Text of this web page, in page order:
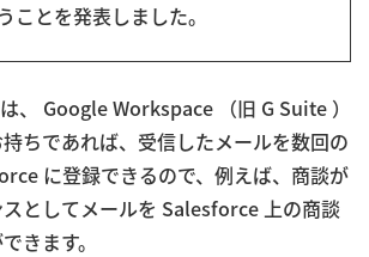
ことを発表しました。
、 Google Workspace （旧 G Suite ）
ちであれば、受信したメールを数回の
に登録できるので、例えば、商談が
としてメールを Salesforce 上の商談
きます。